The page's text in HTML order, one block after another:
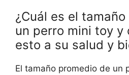
¿Cuál es el
un perro mini toy y
esto a su salud y
El tamaño promedio de un